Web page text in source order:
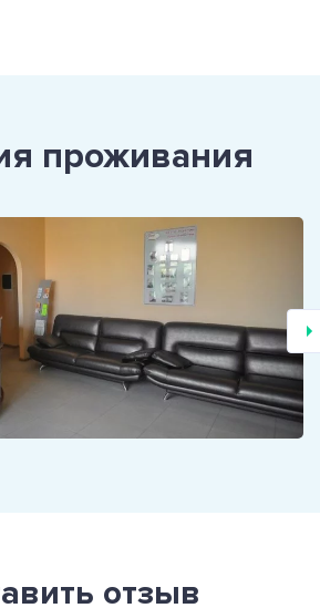
проживания
отзыв